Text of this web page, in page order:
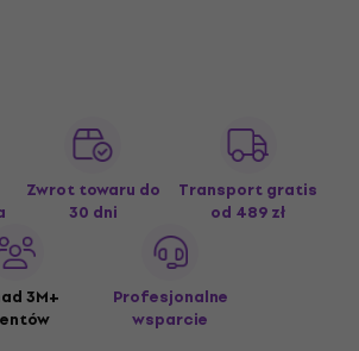
Zwrot towaru do
30 dni
Transport gratis
od 489 zł
3M+
Profesjonalne
wsparcie